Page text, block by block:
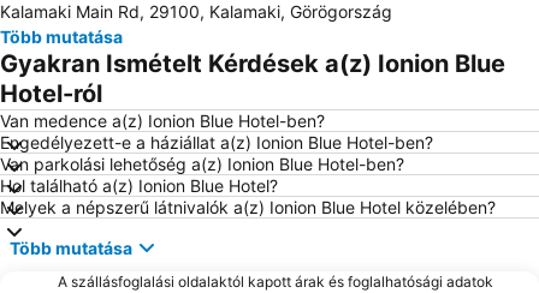
limani Laganas
Alikes
Zante Blue Caves
Spartia Beach
Porto Koukla Beach
Porto Limnionas
Poros
Pessada
Kalamaki Main Rd, 29100, Kalamaki, Görögország
Több mutatása
Gyakran Ismételt Kérdések a(z) Ionion Blue
Hotel-ról
Van medence a(z) Ionion Blue Hotel-ben?
Engedélyezett-e a háziállat a(z) Ionion Blue Hotel-ben?
Van parkolási lehetőség a(z) Ionion Blue Hotel-ben?
Hol található a(z) Ionion Blue Hotel?
Melyek a népszerű látnivalók a(z) Ionion Blue Hotel közelében?
Több mutatása
A szállásfoglalási oldalaktól kapott árak és foglalhatósági adatok